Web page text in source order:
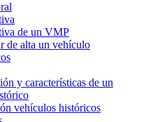
de un VMP
de alta un vehículo
y características de un
vehículos históricos